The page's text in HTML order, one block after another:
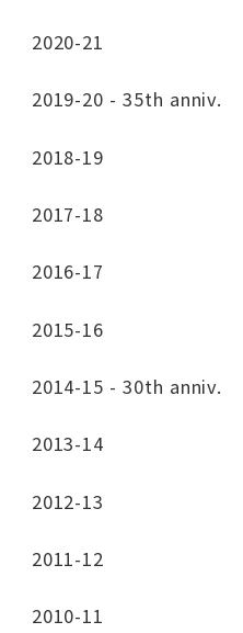
2020-21
2019-20 - 35th anniv.
2018-19
2017-18
2016-17
2015-16
2014-15 - 30th anniv.
2013-14
2012-13
2011-12
2010-11